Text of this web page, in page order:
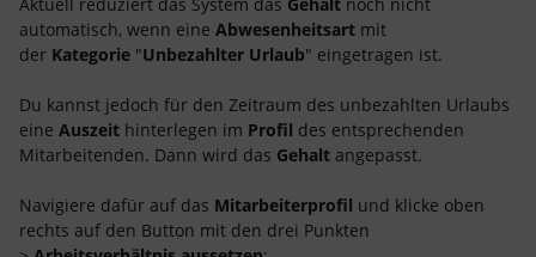
automatisch, wenn eine Abwesenheitsart mit
der Kategorie "Unbezahlter Urlaub" eingetragen ist.
Du kannst jedoch für den Zeitraum des unbezahlten Urlaubs
eine Auszeit hinterlegen im Profil des entsprechenden
Mitarbeitenden. Dann wird das Gehalt angepasst.
Navigiere dafür auf das Mitarbeiterprofil und klicke oben
rechts auf den Button mit den drei Punkten